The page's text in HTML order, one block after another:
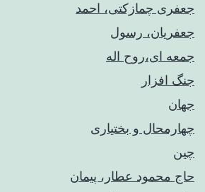
جعفری چمازکتی، احمد
جعفریان، رسول
جمعه ای،روح اله
جنگ افزار
جهان
چهارمحال و بختیاری
چین
حاج محمود عطار، پیمان